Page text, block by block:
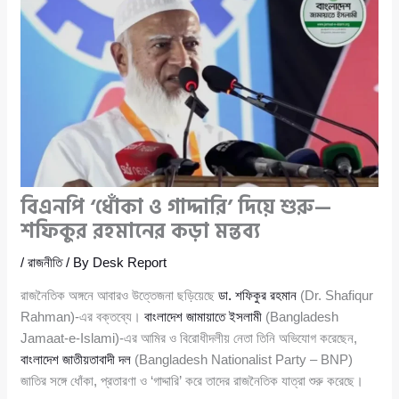
বিএনপি ‘ধোঁকা ও গাদ্দারি’ দিয়ে শুরু—
শফিকুর রহমানের কড়া মন্তব্য
/রাজনীতি/ By Desk Report
রাজনৈতিক অঙ্গনে আবারও উত্তেজনা ছড়িয়েছেডা. শফিকুর রহমান (Dr. Shafiqur
Rahman)-এর বক্তব্যে।বাংলাদেশ জামায়াতে ইসলামী (Bangladesh
Jamaat-e-Islami)-এর আমির ও বিরোধীদলীয় নেতা তিনি অভিযোগ করেছেন,
বাংলাদেশ জাতীয়তাবাদী দল (Bangladesh Nationalist Party – BNP)
জাতির সঙ্গে ধোঁকা, প্রতারণা ও ‘গাদ্দারি’ করে তাদের রাজনৈতিক যাত্রা শুরু করেছে।